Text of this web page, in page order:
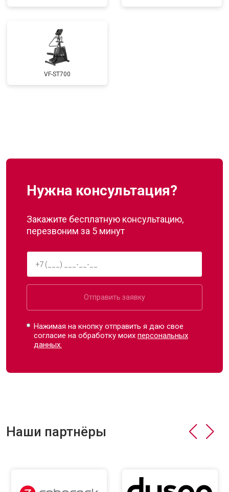
VF-ST700
Нужна консультация?
Закажите бесплатную консультацию,
перезвоним за 5 минут
Отправить заявку
Нажимая на кнопку отправить я даю свое
согласие на обработку моихперсональных
данных.
Наши партнёры